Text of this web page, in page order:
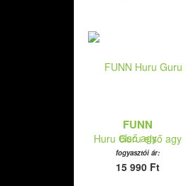
FUNN
Huru Guru első agy
fogyasztói ár:
15 990 Ft